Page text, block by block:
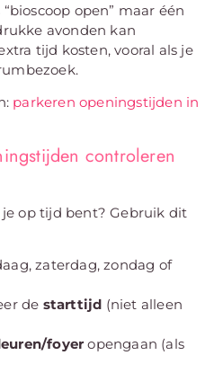
open” maar één
avonden kan
tijd kosten, vooral als je
parkeren openingstijden in
controleren
op tijd bent? Gebruik dit
zaterdag, zondag of
de starttijd (niet alleen
foyer opengaan (als